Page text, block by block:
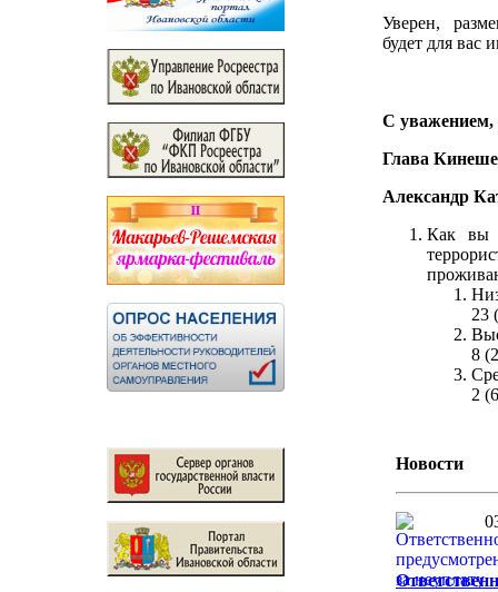
Уверен,
будет для вас
С уважением,
Глава
Александр
Как вы
23
8
2
Новости